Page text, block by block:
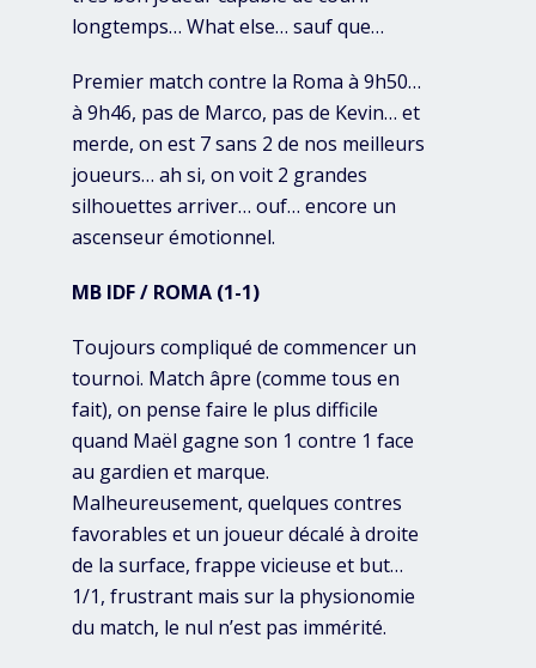
longtemps… What else… sauf que…
Premier match contre la Roma à 9h50…
à 9h46, pas de Marco, pas de Kevin… et
merde, on est 7 sans 2 de nos meilleurs
joueurs… ah si, on voit 2 grandes
silhouettes arriver… ouf… encore un
ascenseur émotionnel.
MB IDF / ROMA (1-1)
Toujours compliqué de commencer un
tournoi. Match âpre (comme tous en
fait), on pense faire le plus difficile
quand Maël gagne son 1 contre 1 face
au gardien et marque.
Malheureusement, quelques contres
favorables et un joueur décalé à droite
de la surface, frappe vicieuse et but…
1/1, frustrant mais sur la physionomie
du match, le nul n’est pas immérité.